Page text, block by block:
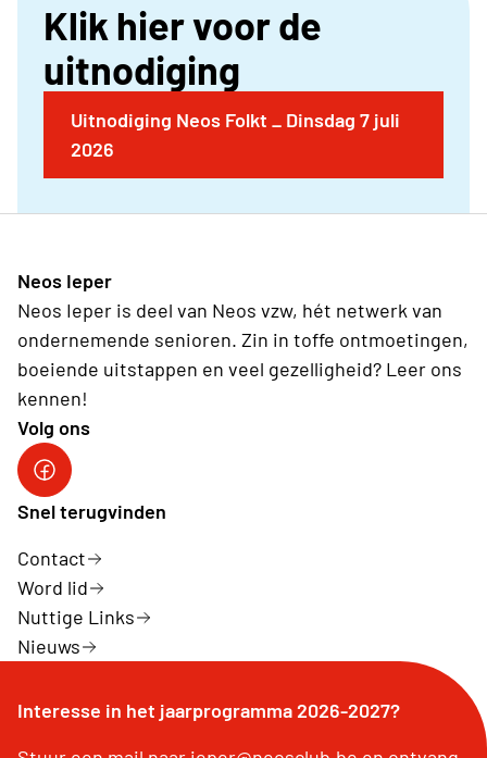
Klik hier voor de
uitnodiging
Uitnodiging Neos Folkt _ Dinsdag 7 juli
2026
Neos Ieper
Neos Ieper is deel van Neos vzw, hét netwerk van
ondernemende senioren. Zin in toffe ontmoetingen,
boeiende uitstappen en veel gezelligheid? Leer ons
kennen!
Volg ons
Neos Ieper facebook
Snel terugvinden
Contact
Word lid
Nuttige Links
Nieuws
Interesse in het jaarprogramma 2026-2027?